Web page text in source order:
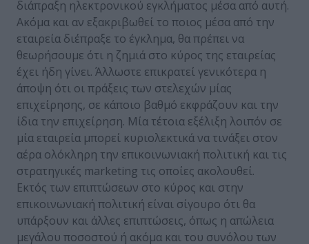
διάπραξη ηλεκτρονικού εγκλήματος μέσα από αυτή.
Ακόμα και αν εξακριβωθεί το ποιος μέσα από την
εταιρεία διέπραξε το έγκλημα, θα πρέπει να
θεωρήσουμε ότι η ζημιά στο κύρος της εταιρείας
έχει ήδη γίνει. Άλλωστε επικρατεί γενικότερα η
άποψη ότι οι πράξεις των στελεχών μίας
επιχείρησης, σε κάποιο βαθμό εκφράζουν και την
ίδια την επιχείρηση. Μία τέτοια εξέλιξη λοιπόν σε
μία εταιρεία μπορεί κυριολεκτικά να τινάξει στον
αέρα ολόκληρη την επικοινωνιακή πολιτική και τις
στρατηγικές marketing τις οποίες ακολουθεί.
Εκτός των επιπτώσεων στο κύρος και στην
επικοινωνιακή πολιτική είναι σίγουρο ότι θα
υπάρξουν και άλλες επιπτώσεις, όπως η απώλεια
μεγάλου ποσοστού ή ακόμα και του συνόλου των